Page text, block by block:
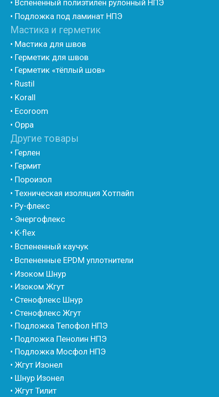
• Трубная изоляция из вспененного полиэтилена
Порилекс
• Трубная изоляция из вспененного полиэтилена
Изотом
• Шнур базальтовый теплоизоляционный
• Компенсационный мат вспененного полиэтилена
• ПСУЛ
• Ultima
• Фиброволокно
• Уголки
• Евроблок ИзоТехпро
• Евроблок Isodom
• Евроблок Penoterm
• Евроблок Порилекс
• Евроблок Стенофон